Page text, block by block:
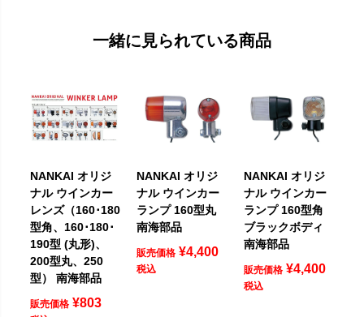
一緒に見られている商品
NANKAI オリジ
ナル ウインカー
レンズ（160･180
型角、160･180･
190型 (丸形)、
200型丸、250
型） 南海部品
販売価格 ¥803
NANKAI オリジ
ナル ウインカー
ランプ 160型丸
南海部品
販売価格 ¥4,400
税込
NANKAI オリジ
ナル ウインカー
ランプ 160型角
ブラックボディ
南海部品
販売価格 ¥4,400
税込